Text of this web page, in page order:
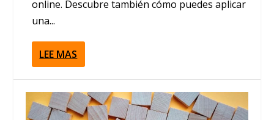
online. Descubre también cómo puedes aplicar
una...
LEE MAS